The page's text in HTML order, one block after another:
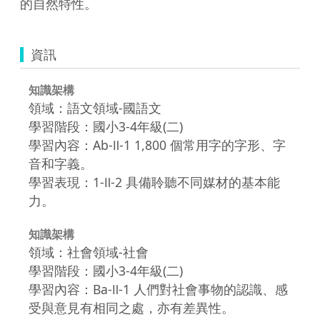
的自然特性。
資訊
知識架構
領域：語文領域-國語文
學習階段：國小3-4年級(二)
學習內容：Ab-Ⅱ-1 1,800 個常用字的字形、字
音和字義。
學習表現：1-Ⅱ-2 具備聆聽不同媒材的基本能
力。
知識架構
領域：社會領域-社會
學習階段：國小3-4年級(二)
學習內容：Ba-Ⅱ-1 人們對社會事物的認識、感
受與意見有相同之處，亦有差異性。